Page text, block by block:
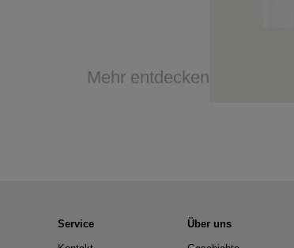
Mehr entdecken
Service Über uns